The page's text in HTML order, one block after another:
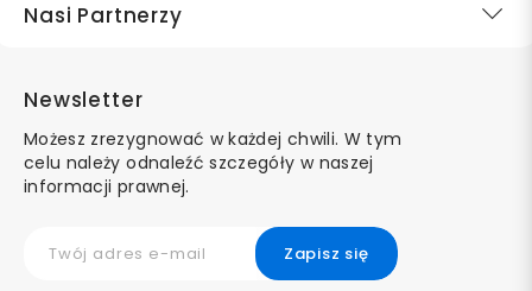
Nasi Partnerzy
Newsletter
Możesz zrezygnować w każdej chwili. W tym
celu należy odnaleźć szczegóły w naszej
informacji prawnej.